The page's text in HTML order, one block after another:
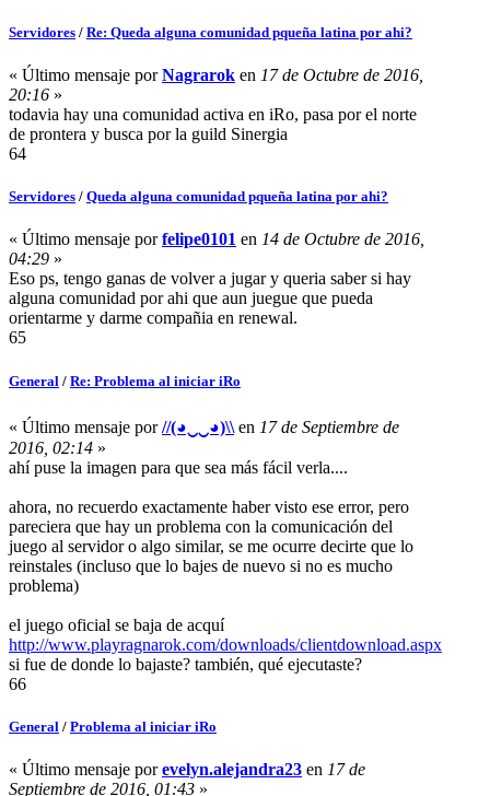
Servidores / Re: Queda alguna comunidad pqueña latina por ahi?
« Último mensaje porNagrarok en 17 de Octubre de 2016,
20:16 »
todavia hay una comunidad activa en iRo, pasa por el norte
de prontera y busca por la guild Sinergia
64
Servidores / Queda alguna comunidad pqueña latina por ahi?
« Último mensaje porfelipe0101 en 14 de Octubre de 2016,
04:29 »
Eso ps, tengo ganas de volver a jugar y queria saber si hay
alguna comunidad por ahi que aun juegue que pueda
orientarme y darme compañia en renewal.
65
General / Re: Problema al iniciar iRo
« Último mensaje por//(◕‿‿◕)\\ en 17 de Septiembre de
2016, 02:14 »
ahí puse la imagen para que sea más fácil verla....
ahora, no recuerdo exactamente haber visto ese error, pero
pareciera que hay un problema con la comunicación del
juego al servidor o algo similar, se me ocurre decirte que lo
reinstales (incluso que lo bajes de nuevo si no es mucho
problema)
el juego oficial se baja de acquí
http://www.playragnarok.com/downloads/clientdownload.aspx
si fue de donde lo bajaste? también, qué ejecutaste?
66
General / Problema al iniciar iRo
« Último mensaje porevelyn.alejandra23 en 17 de
Septiembre de 2016, 01:43 »